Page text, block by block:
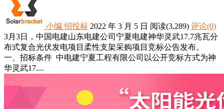
小编 招投标 2022 年 3 月 5 日 阅读(3,289) 评论(0)
3月3日，中国电建山东电建公司宁夏电建神华灵武17.7兆瓦分
布式复合光伏发电项目柔性支架采购项目竞标公告发布。
一、招标条件 中电建宁夏工程有限公司以公开竞标方式为神
华灵武17....